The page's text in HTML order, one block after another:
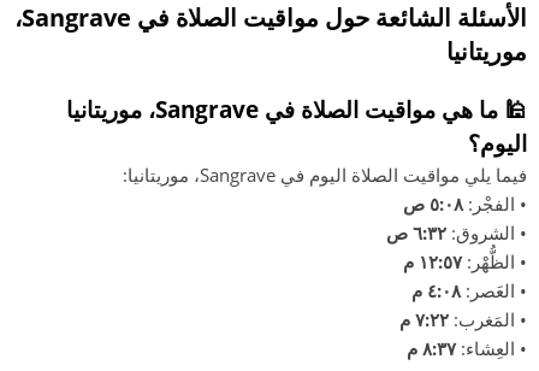
الأسئلة الشائعة حول مواقيت الصلاة في Sangrave،
موريتانيا
🕌 ما هي مواقيت الصلاة في Sangrave، موريتانيا
اليوم؟
فيما يلي مواقيت الصلاة اليوم في Sangrave، موريتانيا:
• الفجْر:٥:٠٨ ص
• الشروق: ٦:٣٢ ص
• الظُّهْر:١٢:٥٧ م
• العَصر:٤:٠٨ م
• المَغرب: ٧:٢٢ م
• العِشاء:٨:٣٧ م